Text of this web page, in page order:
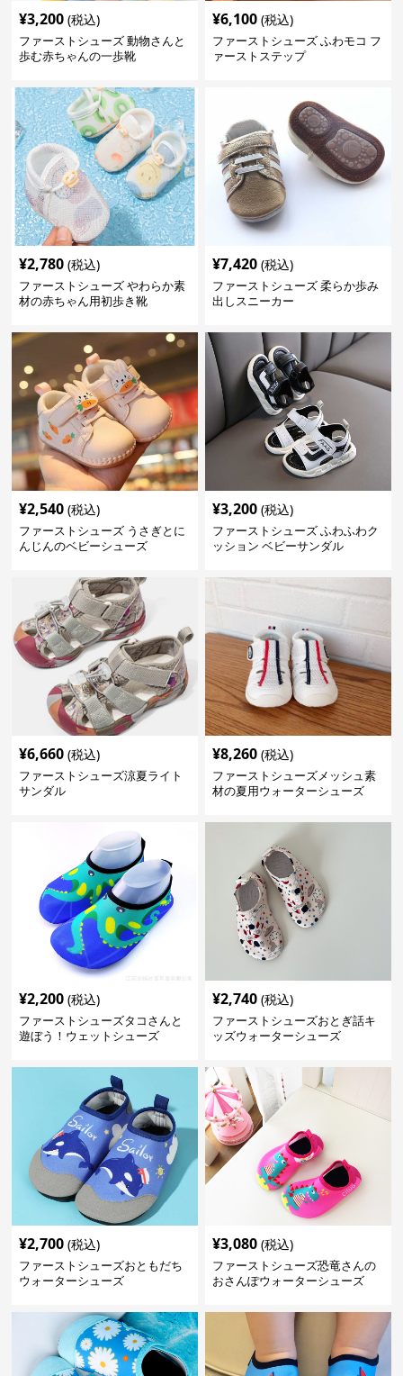
¥3,200 (税込)
ファーストシューズ 動物さんと
歩む赤ちゃんの一歩靴
¥6,100 (税込)
ファーストシューズ ふわモコ フ
ァーストステップ
¥2,780 (税込)
ファーストシューズ やわらか素
材の赤ちゃん用初歩き靴
¥7,420 (税込)
ファーストシューズ 柔らか歩み
出しスニーカー
¥2,540 (税込)
ファーストシューズ うさぎとに
んじんのベビーシューズ
¥3,200 (税込)
ファーストシューズ ふわふわク
ッション ベビーサンダル
¥6,660 (税込)
ファーストシューズ涼夏ライト
サンダル
¥8,260 (税込)
ファーストシューズメッシュ素
材の夏用ウォーターシューズ
¥2,200 (税込)
ファーストシューズタコさんと
遊ぼう！ウェットシューズ
¥2,740 (税込)
ファーストシューズおとぎ話キ
ッズウォーターシューズ
¥2,700 (税込)
ファーストシューズおともだち
ウォーターシューズ
¥3,080 (税込)
ファーストシューズ恐竜さんの
おさんぽウォーターシューズ